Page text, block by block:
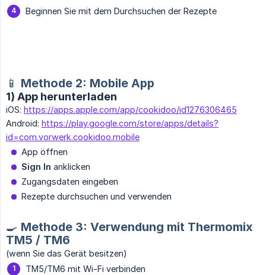
Beginnen Sie mit dem Durchsuchen der Rezepte
📱 Methode 2: Mobile App
1) App herunterladen
iOS: https://apps.apple.com/app/cookidoo/id1276306465
Android: https://play.google.com/store/apps/details?
id=com.vorwerk.cookidoo.mobile
App öffnen
Sign In anklicken
Zugangsdaten eingeben
Rezepte durchsuchen und verwenden
🍳 Methode 3: Verwendung mit Thermomix
TM5 / TM6
(wenn Sie das Gerät besitzen)
TM5/TM6 mit Wi-Fi verbinden